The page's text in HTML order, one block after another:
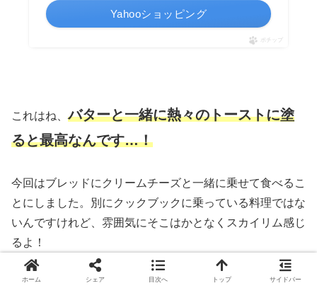
Yahooショッピング
ポチップ
これはね、バターと一緒に熱々のトーストに塗
ると最高なんです…！
今回はブレッドにクリームチーズと一緒に乗せて食べるこ
とにしました。別にクックブックに乗っている料理ではな
いんですけれど、雰囲気にそこはかとなくスカイリム感じ
るよ！
ホーム シェア 目次へ トップ サイドバー